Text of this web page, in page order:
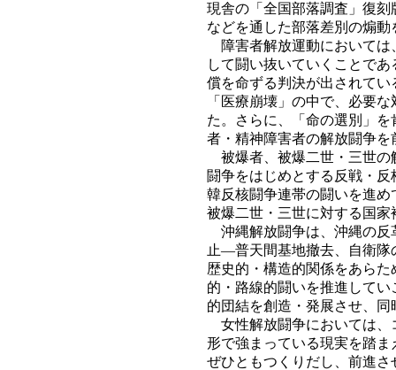
現舎の「全国部落調査」復
などを通した部落差別の煽
障害者解放運動においては
して闘い抜いていくことで
償を命ずる判決が出されて
「医療崩壊」の中で、必要
た。さらに、「命の選別」
者・精神障害者の解放闘争を
被爆者、被爆二世・三世の
闘争をはじめとする反戦・
韓反核闘争連帯の闘いを進
被爆二世・三世に対する国
沖縄解放闘争は、沖縄の反
止―普天間基地撤去、自衛
歴史的・構造的関係をあら
的・路線的闘いを推進して
的団結を創造・発展させ、
女性解放闘争においては、
形で強まっている現実を踏
ぜひともつくりだし、前進